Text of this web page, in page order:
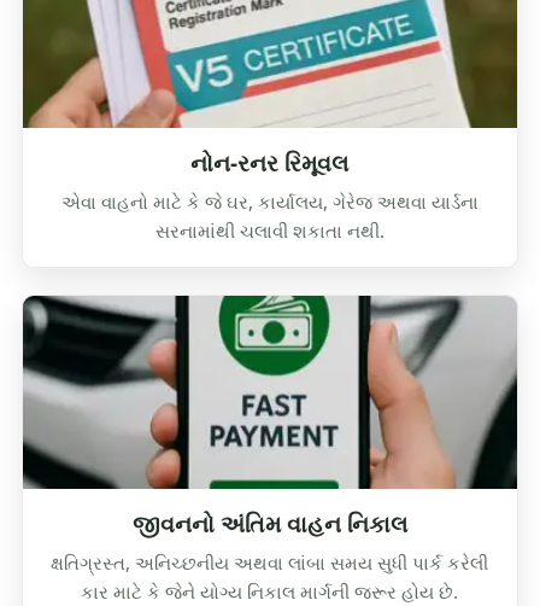
નોન-રનર રિમૂવલ
એવા વાહનો માટે કે જે ઘર, કાર્યાલય, ગેરેજ અથવા યાર્ડના
સરનામાંથી ચલાવી શકાતા નથી.
જીવનનો અંતિમ વાહન નિકાલ
ક્ષતિગ્રસ્ત, અનિચ્છનીય અથવા લાંબા સમય સુધી પાર્ક કરેલી
કાર માટે કે જેને યોગ્ય નિકાલ માર્ગની જરૂર હોય છે.